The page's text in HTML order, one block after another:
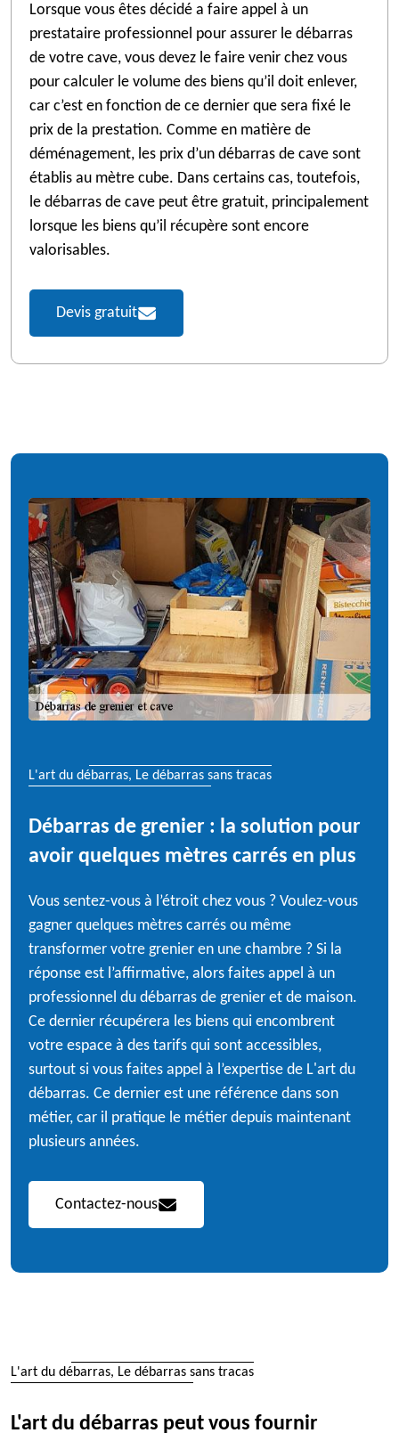
Lorsque vous êtes décidé a faire appel à un
prestataire professionnel pour assurer le débarras
de votre cave, vous devez le faire venir chez vous
pour calculer le volume des biens qu’il doit enlever,
car c’est en fonction de ce dernier que sera fixé le
prix de la prestation. Comme en matière de
déménagement, les prix d’un débarras de cave sont
établis au mètre cube. Dans certains cas, toutefois,
le débarras de cave peut être gratuit, principalement
lorsque les biens qu’il récupère sont encore
valorisables.
Devis gratuit
L'art du débarras, Le débarras sans tracas
Débarras de grenier : la solution pour
avoir quelques mètres carrés en plus
Vous sentez-vous à l’étroit chez vous ? Voulez-vous
gagner quelques mètres carrés ou même
transformer votre grenier en une chambre ? Si la
réponse est l’affirmative, alors faites appel à un
professionnel du débarras de grenier et de maison.
Ce dernier récupérera les biens qui encombrent
votre espace à des tarifs qui sont accessibles,
surtout si vous faites appel à l’expertise de L'art du
débarras. Ce dernier est une référence dans son
métier, car il pratique le métier depuis maintenant
plusieurs années.
Contactez-nous
L'art du débarras, Le débarras sans tracas
L'art du débarras peut vous fournir